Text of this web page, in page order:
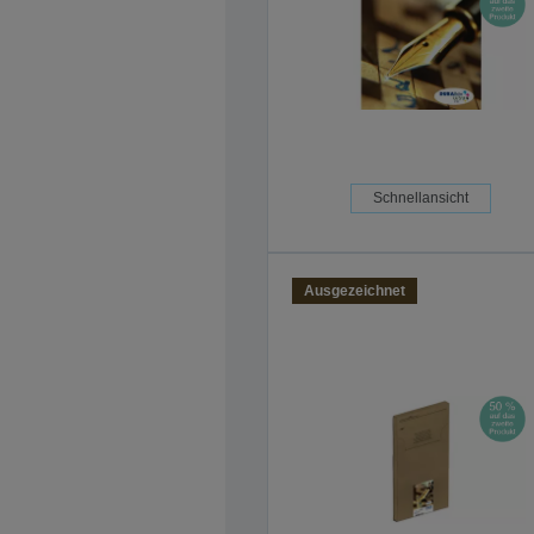
Schnellansicht
Ausgezeichnet